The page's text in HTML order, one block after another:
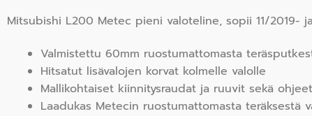
Mitsubishi L200 Metec pieni valoteline, sopii 11/2019-
Valmistettu 60mm ruostumattomasta
Hitsatut lisävalojen korvat kolmelle valolle
Mallikohtaiset kiinnitysraudat ja ruuvit sekä
Laadukas Metecin ruostumattomasta teräksestä